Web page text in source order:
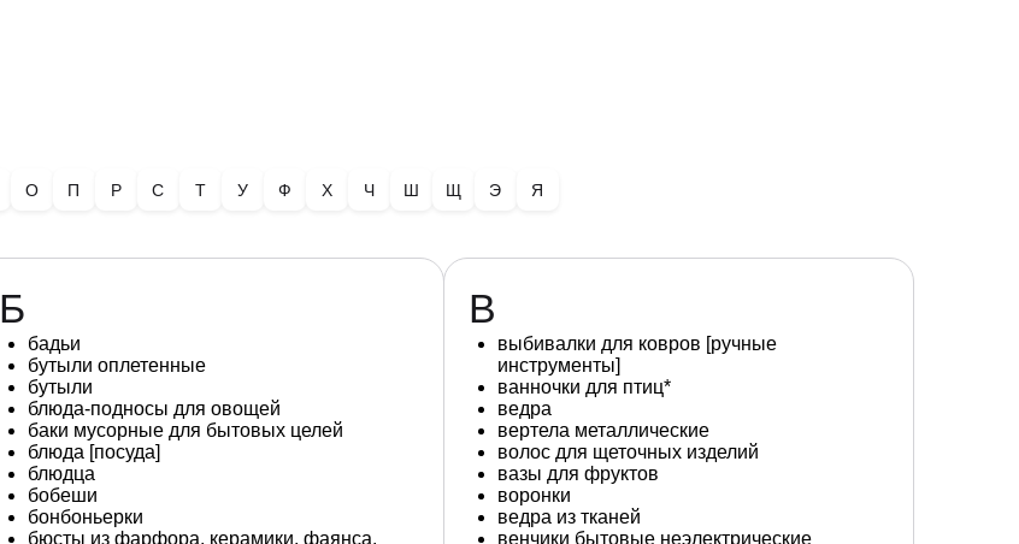
О П Р С Т У Ф Х Ч Ш Щ Э Я
Б
бадьи
бутыли оплетенные
бутыли
блюда-подносы для овощей
баки мусорные для бытовых целей
блюда [посуда]
блюдца
бобеши
бонбоньерки
бюсты из фарфора, керамики, фаянса,
В
выбивалки для ковров [ручные
инструменты]
ванночки для птиц*
ведра
вертела металлические
волос для щеточных изделий
вазы для фруктов
воронки
ведра из тканей
венчики бытовые неэлектрические